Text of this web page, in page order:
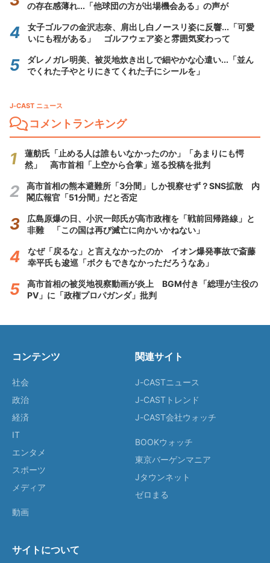
の存在感薄れ...「他球団の方が出場機会ある」の声が
女子ゴルフの金沢志奈、肩出し白ノースリ姿に反響...「可愛
いにも程がある」 ゴルフウェア姿と雰囲気変わって
ダレノガレ明美、被災地炊き出しで細やかな心遣い...「並ん
でくれた子やとりにきてくれた子にシールを」
J-CAST ニュース
コメントランキング
蓮舫氏「止める人は誰もいなかったのか」「あまりにも愕
然」 高市首相「上空から合掌」巡る投稿を批判
高市首相の熊本避難所「3分間」しか視察せず？SNS拡散 内
閣広報官「51分間」だと否定
広島原爆の日、小沢一郎氏が高市政権を「戦前回帰路線」と
非難 「この国は再び滅亡に向かいかねない」
なぜ「戻るな」と言えなかったのか イオン爆発事故で斎藤
幸平氏も逡巡「ボクもできなかっただろうなあ」
高市首相の被災地視察動画が炎上 BGM付き「総理が主役の
PV」に「政権プロパガンダ」批判
コンテンツ
社会
政治
経済
IT
エンタメ
スポーツ
メディア
動画
関連サイト
J-CASTニュース
J-CASTトレンド
J-CAST会社ウォッチ
BOOKウォッチ
東京バーゲンマニア
Jタウンネット
ゼロまる
サイトについて